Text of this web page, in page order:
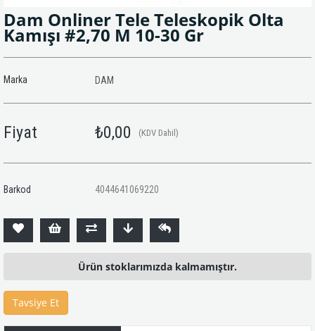
Dam Onliner Tele Teleskopik Olta
Kamışı #2,70 M 10-30 Gr
Marka DAM
Fiyat ₺0,00 (KDV Dahil)
Barkod 4044641069220
Ürün stoklarımızda kalmamıştır.
Tavsiye Et